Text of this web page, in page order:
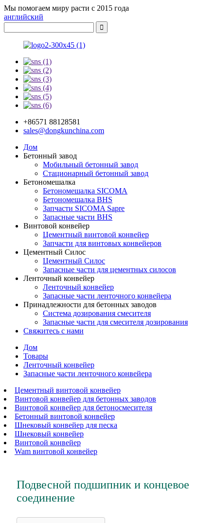
Мы помогаем миру расти с 2015 года
английский
+86571 88128581
sales@dongkunchina.com
Дом
Бетонный завод
Мобильный бетонный завод
Стационарный бетонный завод
Бетономешалка
Бетономешалка SICOMA
Бетономешалка BHS
Запчасти SICOMA Sapre
Запасные части BHS
Винтовой конвейер
Цементный винтовой конвейер
Запчасти для винтовых конвейеров
Цементный Силос
Цементный Силос
Запасные части для цементных силосов
Ленточный конвейер
Ленточный конвейер
Запасные части ленточного конвейера
Принадлежности для бетонных заводов
Система дозирования смесителя
Запасные части для смесителя дозирования
Свяжитесь с нами
Дом
Товары
Ленточный конвейер
Запасные части ленточного конвейера
Цементный винтовой конвейер
Винтовой конвейер для бетонных заводов
Винтовой конвейер для бетоносмесителя
Бетонный винтовой конвейер
Шнековый конвейер для песка
Шнековый конвейер
Винтовой конвейер
Wam винтовой конвейер
Подвесной подшипник и концевое
соединение